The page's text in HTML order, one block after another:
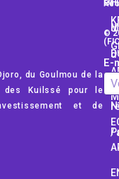
du Goulmou de la
des Kuilssé pour le
et de
©
E-